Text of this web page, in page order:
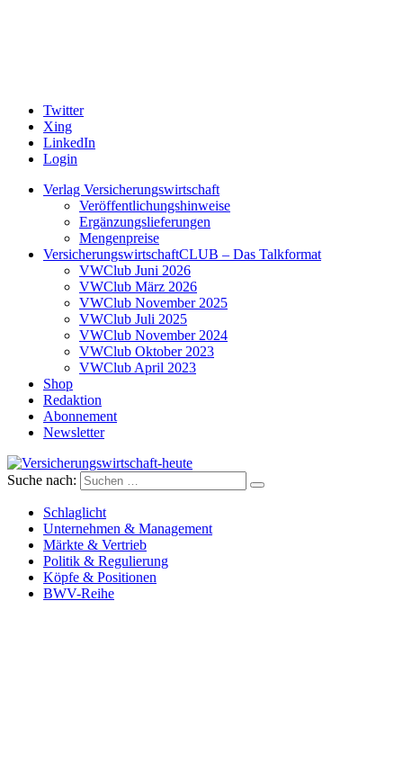
Twitter
Xing
LinkedIn
Login
Verlag Versicherungswirtschaft
Veröffentlichungshinweise
Ergänzungslieferungen
Mengenpreise
VersicherungswirtschaftCLUB – Das Talkformat
VWClub Juni 2026
VWClub März 2026
VWClub November 2025
VWClub Juli 2025
VWClub November 2024
VWClub Oktober 2023
VWClub April 2023
Shop
Redaktion
Abonnement
Newsletter
Versicherungswirtschaft-heute
Suche nach:
Schlaglicht
Unternehmen & Management
Märkte & Vertrieb
Politik & Regulierung
Köpfe & Positionen
BWV-Reihe